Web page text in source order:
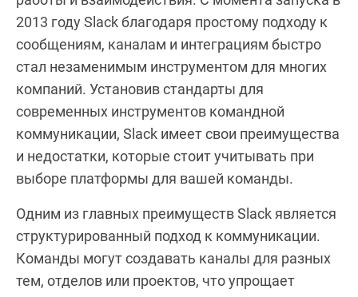
2013 году Slack благодаря простому подходу к
сообщениям, каналам и интеграциям быстро
стал незаменимым инструментом для многих
компаний. Установив стандарты для
современных инструментов командной
коммуникации, Slack имеет свои преимущества
и недостатки, которые стоит учитывать при
выборе платформы для вашей команды.
Одним из главных преимуществ Slack является
структурированный подход к коммуникации.
Команды могут создавать каналы для разных
тем, отделов или проектов, что упрощает